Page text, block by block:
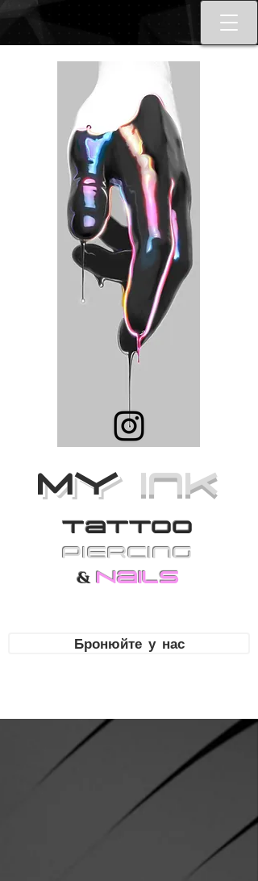
Best tattoo artists in Toronto. Best
Toronto tattoo studio shop.
Tattoo ideas designs flash style.
Tattoo school Toronto. Best
piercings Toronto, Piercing
studio piercing shop Toronto.
Body piercing, body modification
toronto. Nail art, manicures, nail
boutique toronto. Best Nail
boutique nail salon. Custom nail
art full set gel extensions acrylic
extensions. Russian e-file
MY Ink
Tattoo
PiErcing
& Nails
Бронюйте у нас